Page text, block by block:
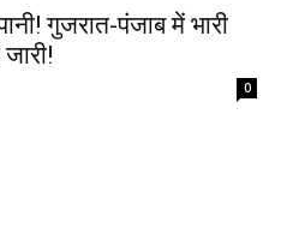
गुजरात-पंजाब में भारी
0